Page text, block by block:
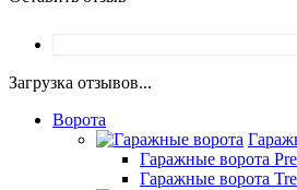
Загрузка отзывов...
Ворота
Гаражные ворота
Гаражные ворота